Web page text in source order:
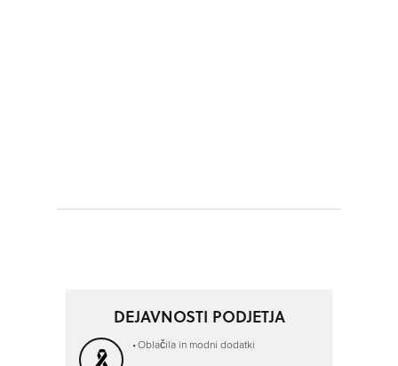
DEJAVNOSTI PODJETJA
Oblačila in modni dodatki